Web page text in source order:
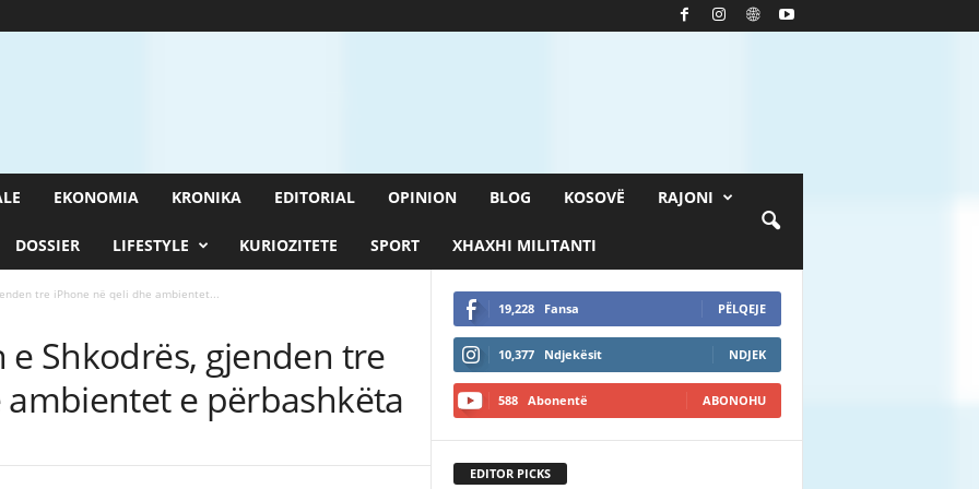
EKONOMIA KRONIKA EDITORIAL OPINION BLOG KOSOVË RAJONI
DOSSIER LIFESTYLE KURIOZITETE SPORT XHAXHI MILITANTI
tre iPhone në qeli dhe ambientet...
Shkodrës, gjenden tre
e përbashkëta
19,228 Fansa PËLQEJE
10,377 Ndjekësit NDJEK
588 Abonentë ABONOHU
EDITOR PICKS